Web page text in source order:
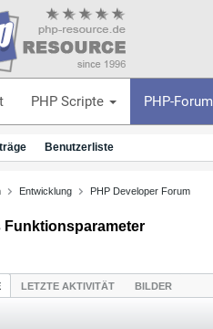
PHP Scripte PHP-Forum
Benutzerliste
Entwicklung PHP Developer Forum
Funktionsparameter
LETZTE AKTIVITÄT BILDER